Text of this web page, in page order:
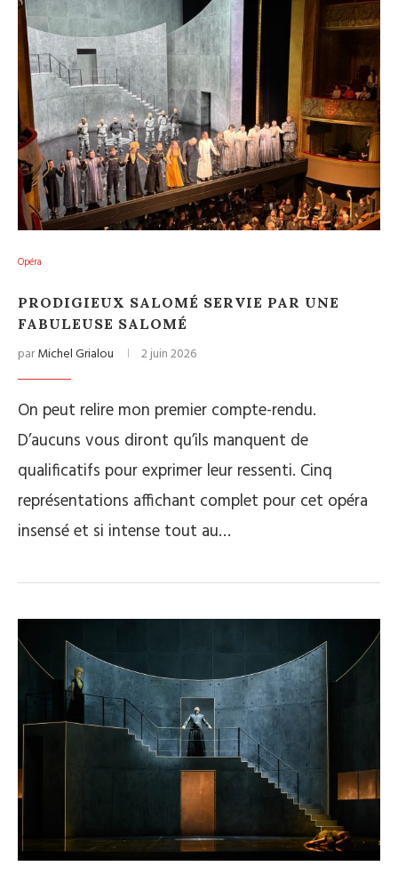
Opéra
PRODIGIEUX SALOMÉ SERVIE PAR UNE
FABULEUSE SALOMÉ
parMichel Grialou 2 juin 2026
On peut relire mon premier compte-rendu.
D’aucuns vous diront qu’ils manquent de
qualificatifs pour exprimer leur ressenti. Cinq
représentations affichant complet pour cet opéra
insensé et si intense tout au…